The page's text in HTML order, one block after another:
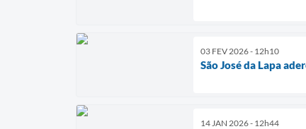
03 FEV 2026 - 12h10
São José da Lapa
14 JAN 2026 - 12h44